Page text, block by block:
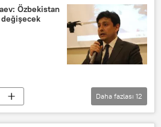
Özbekistan
değişecek
İstanbul
Daha fazlası 12